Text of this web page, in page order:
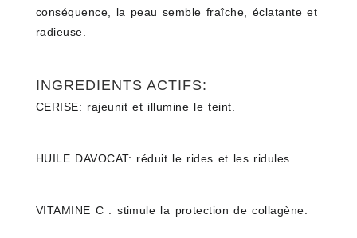
conséquence, la peau semble fraîche, éclatante et
radieuse.
INGREDIENTS ACTIFS:
CERISE: rajeunit et illumine le teint.
HUILE DAVOCAT: réduit le rides et les ridules.
VITAMINE C : stimule la protection de collagène.